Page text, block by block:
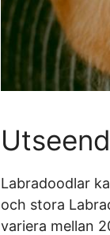
Labradoodlar
och stora
variera mellan